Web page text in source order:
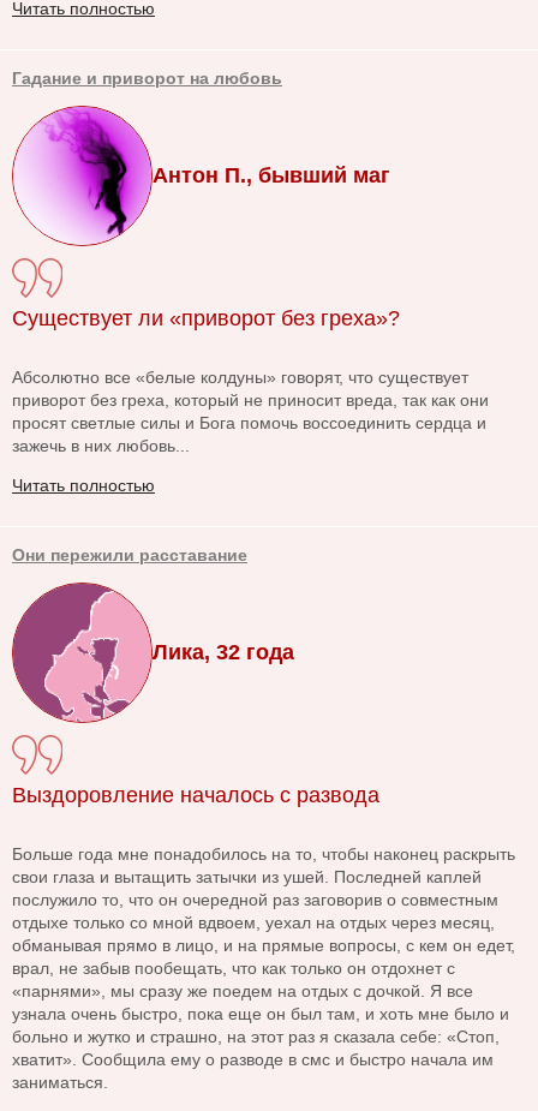
Читать полностью
Гадание и приворот на любовь
Антон П., бывший маг
Существует ли «приворот без греха»?
Абсолютно все «белые колдуны» говорят, что существует
приворот без греха, который не приносит вреда, так как они
просят светлые силы и Бога помочь воссоединить сердца и
зажечь в них любовь...
Читать полностью
Они пережили расставание
Лика, 32 года
Выздоровление началось с развода
Больше года мне понадобилось на то, чтобы наконец раскрыть
свои глаза и вытащить затычки из ушей. Последней каплей
послужило то, что он очередной раз заговорив о совместным
отдыхе только со мной вдвоем, уехал на отдых через месяц,
обманывая прямо в лицо, и на прямые вопросы, с кем он едет,
врал, не забыв пообещать, что как только он отдохнет с
«парнями», мы сразу же поедем на отдых с дочкой. Я все
узнала очень быстро, пока еще он был там, и хоть мне было и
больно и жутко и страшно, на этот раз я сказала себе: «Стоп,
хватит». Сообщила ему о разводе в смс и быстро начала им
заниматься.